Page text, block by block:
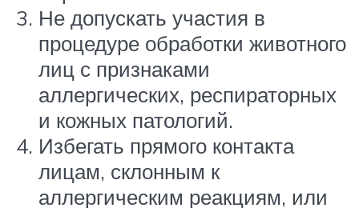
Не допускать участия в
процедуре обработки животного
лиц с признаками
аллергических, респираторных
и кожных патологий.
Избегать прямого контакта
лицам, склонным к
аллергическим реакциям, или